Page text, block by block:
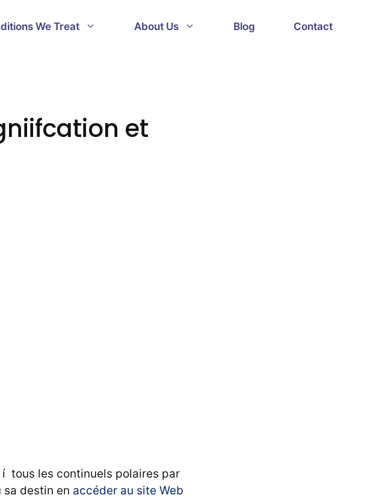
We Treat About Us Blog Contact
et
tous les continuels polaires par
sa destin en accéder au site Web